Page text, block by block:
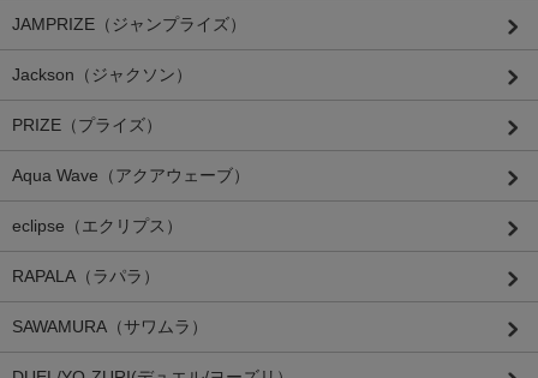
JAMPRIZE（ジャンプライズ）
Jackson（ジャクソン）
PRIZE（プライズ）
Aqua Wave（アクアウェーブ）
eclipse（エクリプス）
RAPALA（ラパラ）
SAWAMURA（サワムラ）